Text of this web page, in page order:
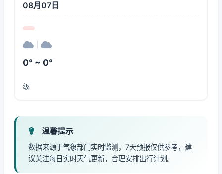
08月07日
0° ~ 0°
级
温馨提示
数据来源于气象部门实时监测，7天预报仅供参考，建
议关注每日实时天气更新，合理安排出行计划。